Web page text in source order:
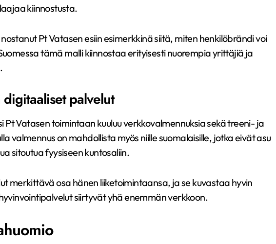
kiinnostusta.
Pt Vatasen esiin esimerkkinä siitä, miten henkilöbrändi voi
tämä malli kiinnostaa erityisesti nuorempia yrittäjiä ja
palvelut
Pt Vatasen toimintaan kuuluu verkkovalmennuksia sekä treeni- ja
valmennus on mahdollista myös niille suomalaisille, jotka eivät asu
sitoutua fyysiseen kuntosaliin.
merkittävä osa hänen liiketoimintaansa, ja se kuvastaa hyvin
siirtyvät yhä enemmän verkkoon.